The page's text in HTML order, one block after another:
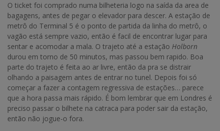
O ticket foi comprado numa bilheteria logo na saída da area de
bagagens, antes de pegar o elevador para descer. A estação de
metrô do Terminal 5 é o ponto de partida da linha do metrô, o
vagão está sempre vazio, então é facil de encontrar lugar para
sentar e acomodar a mala. O trajeto até a estação Holborn
durou em torno de 50 minutos, mas passou bem rapido. Boa
parte do trajeto é feita ao ar livre, então da pra se distrair
olhando a paisagem antes de entrar no tunel. Depois foi só
começar a fazer a contagem regressiva de estações… parece
que a hora passa mais rápido. É bom lembrar que em Londres é
preciso passar o bilhete na catraca para poder sair da estação,
então não jogue-o fora.